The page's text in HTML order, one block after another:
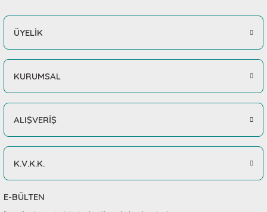
ÜYELİK
KURUMSAL
ALIŞVERİŞ
K.V.K.K.
E-BÜLTEN